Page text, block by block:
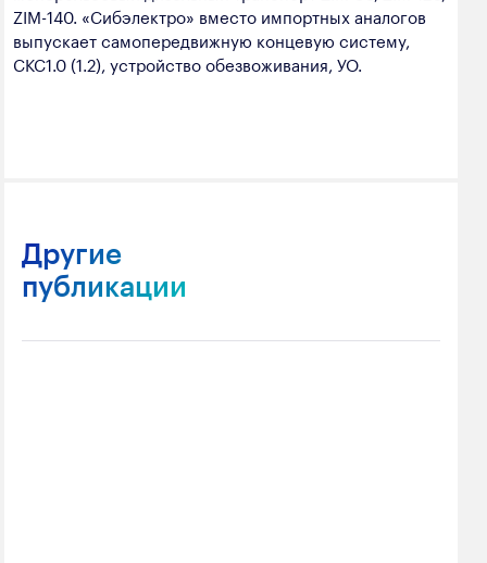
ZIM-140. «Сибэлектро» вместо импортных аналогов
выпускает самопередвижную концевую систему,
СКС1.0 (1.2), устройство обезвоживания, УО.
Другие
публикации